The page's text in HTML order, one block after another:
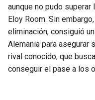
aunque no pudo
Eloy Room. Sin
eliminación, consiguió
Alemania para asegurar
rival conocido, que
conseguir el pase a los